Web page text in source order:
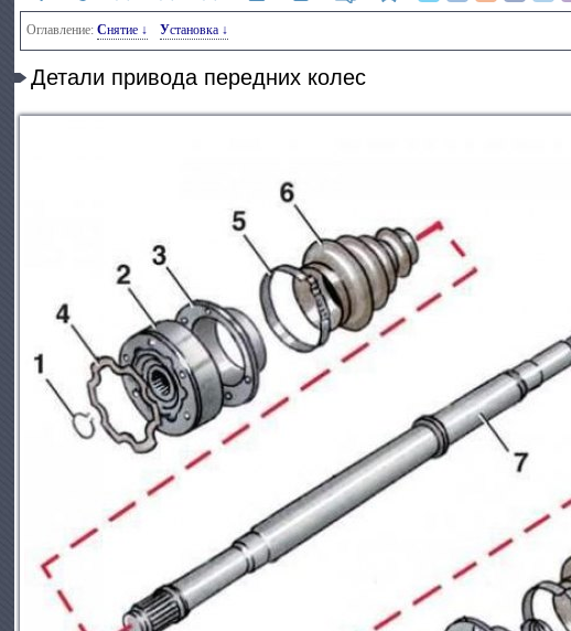
Оглавление: Снятие ↓ Установка ↓
Детали привода передних колес